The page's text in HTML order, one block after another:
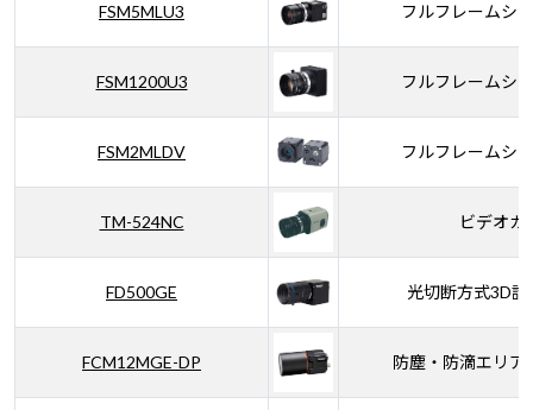
FSM5MLU3 フルフレームシ
FSM1200U3 フルフレームシ
FSM2MLDV フルフレームシ
TM-524NC ビデオカ
FD500GE 光切断方式3D
FCM12MGE-DP 防塵・防滴エリア